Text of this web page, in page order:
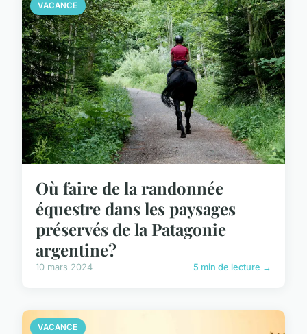
VACANCE
Où faire de la randonnée
équestre dans les paysages
préservés de la Patagonie
argentine?
10 mars 2024 5 min de lecture →
VACANCE